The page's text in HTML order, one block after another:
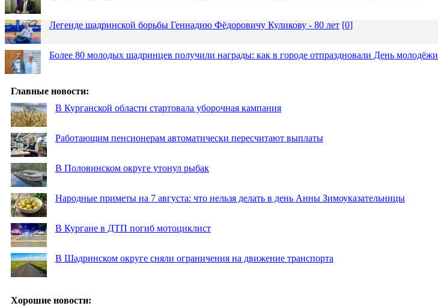
Легенде шадринской борьбы Геннадию Фёдоровичу Куликову - 80 лет [0]
Более 80 молодых шадринцев получили награды: как в городе отпраздновали День молодёжи
Главные новости:
В Курганской области стартовала уборочная кампания
Работающим пенсионерам автоматически пересчитают выплаты
В Половинском округе утонул рыбак
Народные приметы на 7 августа: что нельзя делать в день Анны Зимоуказательницы
В Кургане в ДТП погиб мотоциклист
В Шадринском округе сняли ограничения на движение транспорта
Хорошие новости: